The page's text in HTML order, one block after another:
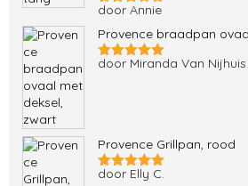
Gewaardeerd
door Annie
Provence braadpan
Gewaardeerd
door Miranda Van Nijhuis
Provence Grillpan, rood
Gewaardeerd
door Elly C.